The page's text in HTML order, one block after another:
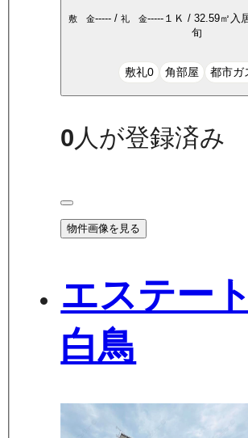
敷 金----- / 礼 金----- １Ｋ / 32.59㎡ 入
旬
敷礼0 角部屋 都市ガ
0人が登録済み
物件画像を見る
エステー
白鳥